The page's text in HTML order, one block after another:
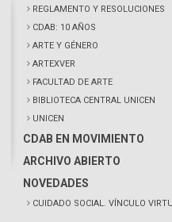
REGLAMENTO Y RESOLUCIONES
CDAB: 10 AÑOS
ARTE Y GÉNERO
ARTEXVER
FACULTAD DE ARTE
BIBLIOTECA CENTRAL UNICEN
UNICEN
CDAB EN MOVIMIENTO
ARCHIVO ABIERTO
NOVEDADES
CUIDADO SOCIAL. VÍNCULO